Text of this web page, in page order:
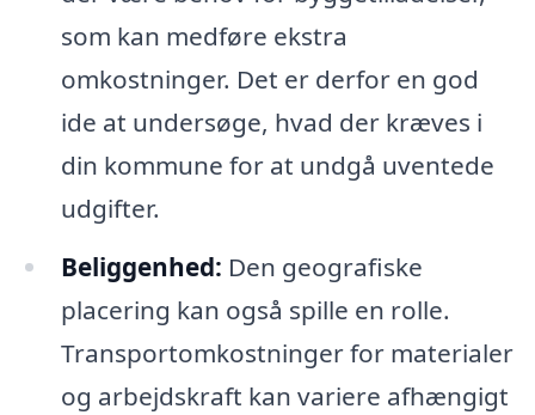
som kan medføre ekstra
omkostninger. Det er derfor en god
ide at undersøge, hvad der kræves i
din kommune for at undgå uventede
udgifter.
Beliggenhed: Den geografiske
placering kan også spille en rolle.
Transportomkostninger for materialer
og arbejdskraft kan variere afhængigt